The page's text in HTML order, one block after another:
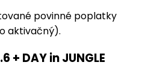
povinné poplatky
aktivačný).
+ DAY in JUNGLE